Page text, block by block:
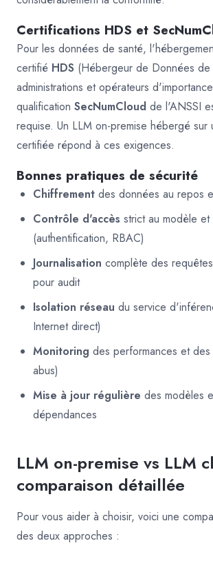
Certifications HDS et
Pour les données de santé,
certifié HDS (Hébergeur de Données de
administrations et opérateurs
qualification SecNumCloud de l'ANSSI
requise. Un LLM on-premise hébergé sur
certifiée répond à ces exigences.
Bonnes pratiques de sécurité
Chiffrement des données au repos
Contrôle d'accès strict au modèle et
(authentification, RBAC)
Journalisation complète des
pour audit
Isolation réseau du service
Internet direct)
Monitoring des performances et
abus)
Mise à jour régulière des modèles
dépendances
LLM on-premise vs LLM
comparaison détaillée
Pour vous aider à choisir, voici une
des deux approches :